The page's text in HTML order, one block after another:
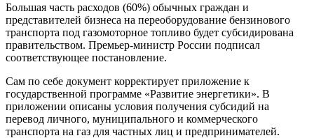
Большая часть расходов (60%) обычных граждан и
представителей бизнеса на переоборудование бензинового
транспорта под газомоторное топливо будет субсидирована
правительством. Премьер-министр России подписал
соответствующее постановление.
Сам по себе документ корректирует приложение к
государственной программе «Развитие энергетики». В
приложении описаны условия получения субсидий на
перевод личного, муниципального и коммерческого
транспорта на газ для частных лиц и предпринимателей.